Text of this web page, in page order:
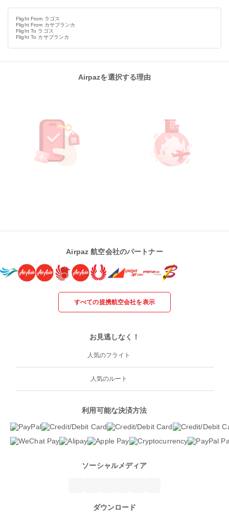
Flight From ラゴス
Flight From カサブランカ
Flight To ラゴス
Flight To カサブランカ
Airpazを選択する理由
Airpaz 航空会社のパートナー
すべての提携航空会社を表示
お見逃しなく！
人気のフライト
人気のルート
利用可能な決済方法
ソーシャルメディア
ダウンロード